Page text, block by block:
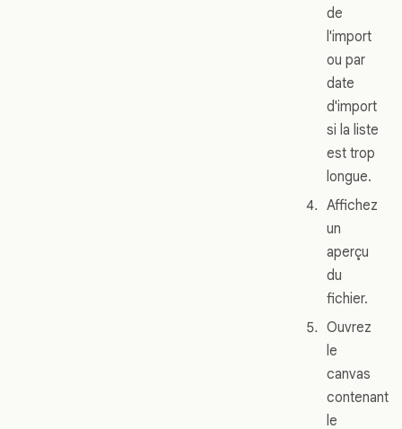
de
l'import
ou par
date
d'import
si la liste
est trop
longue.
Affichez
un
aperçu
du
fichier.
Ouvrez
le
canvas
contenant
le